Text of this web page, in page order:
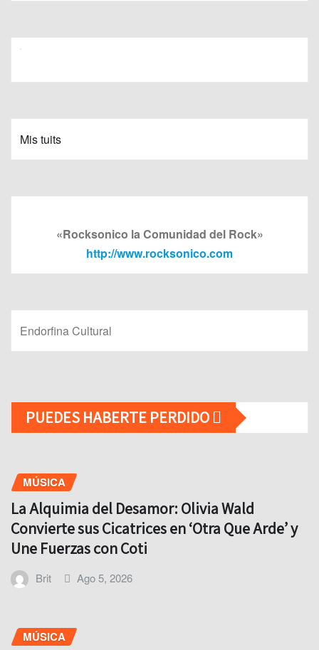
Mis tuits
«Rocksonico la Comunidad del Rock»
http://www.rocksonico.com
Endorfina Cultural
PUEDES HABERTE PERDIDO
MÚSICA
La Alquimia del Desamor: Olivia Wald
Convierte sus Cicatrices en ‘Otra Que Arde’ y
Une Fuerzas con Coti
Brit Ago 5, 2026
MÚSICA